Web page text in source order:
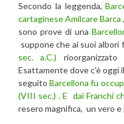
Secondo la leggenda,
cartaginese Amilcare Barca
sono prove di una
suppone che ai suoi
sec. a.C.)
Esattamente dove c’è oggi il
seguitoBarcellona fu
(VIII sec.) . E dai Franchi
resero magnifica, un vero